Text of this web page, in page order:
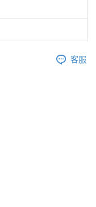
客服